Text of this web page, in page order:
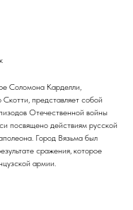
Соломона Карделли,
представляет собой
Отечественной войны
посвящено действиям русской
Город Вязьма был
сражения, которое
армии.